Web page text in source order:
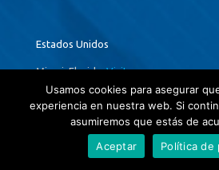
Estados Unidos
Miami, Florida,Visitar
175 Sw 7th St 1524 Miami, Fl 33130
Usamos cookies para asegurar
experiencia en nuestra web. Si
asumiremos que estás de
Aceptar
Política de